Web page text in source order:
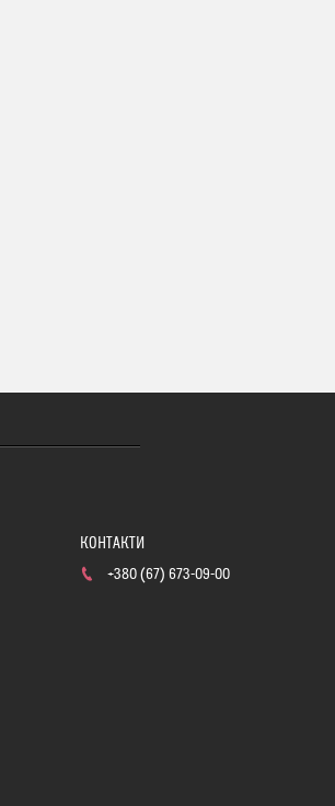
+380 (67) 673-09-00